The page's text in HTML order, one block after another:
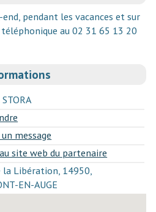
pendant les vacances et sur
au 02 31 65 13 20
message
site web du partenaire
la Libération, 14950,
EN-AUGE